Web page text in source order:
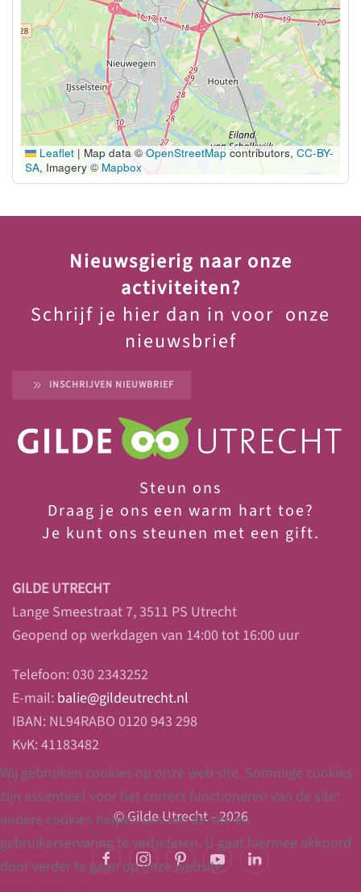
Leaflet | Map data ©OpenStreetMap contributors, CC-BY-
SA, Imagery © Mapbox
Nieuwsgierig naar onze
activiteiten?
Schrijf je hier dan in voor onze
nieuwsbrief
INSCHRIJVEN NIEUWBRIEF
Steun ons
Draag je ons een warm hart toe?
Je kunt ons steunen met een gift.
GILDE UTRECHT
Lange Smeestraat 7, 3511 PS Utrecht
Geopend op werkdagen van 14:00 tot 16:00 uur
Telefoon: 030 2343252
E-mail: balie@gildeutrecht.nl
IBAN: NL94RABO 0120 943 298
KvK: 41183482
© Gilde Utrecht - 2026
Wij gebruiken cookies op onze web site. Sommige cookies
zijn essentieel voor het correct functioneren van de site;
andere cookies helpen ons om de site en
gebruikerservaring te verbeteren. U gaat hiermee akkoord
door verder te gaan op onze website.
Zie onze